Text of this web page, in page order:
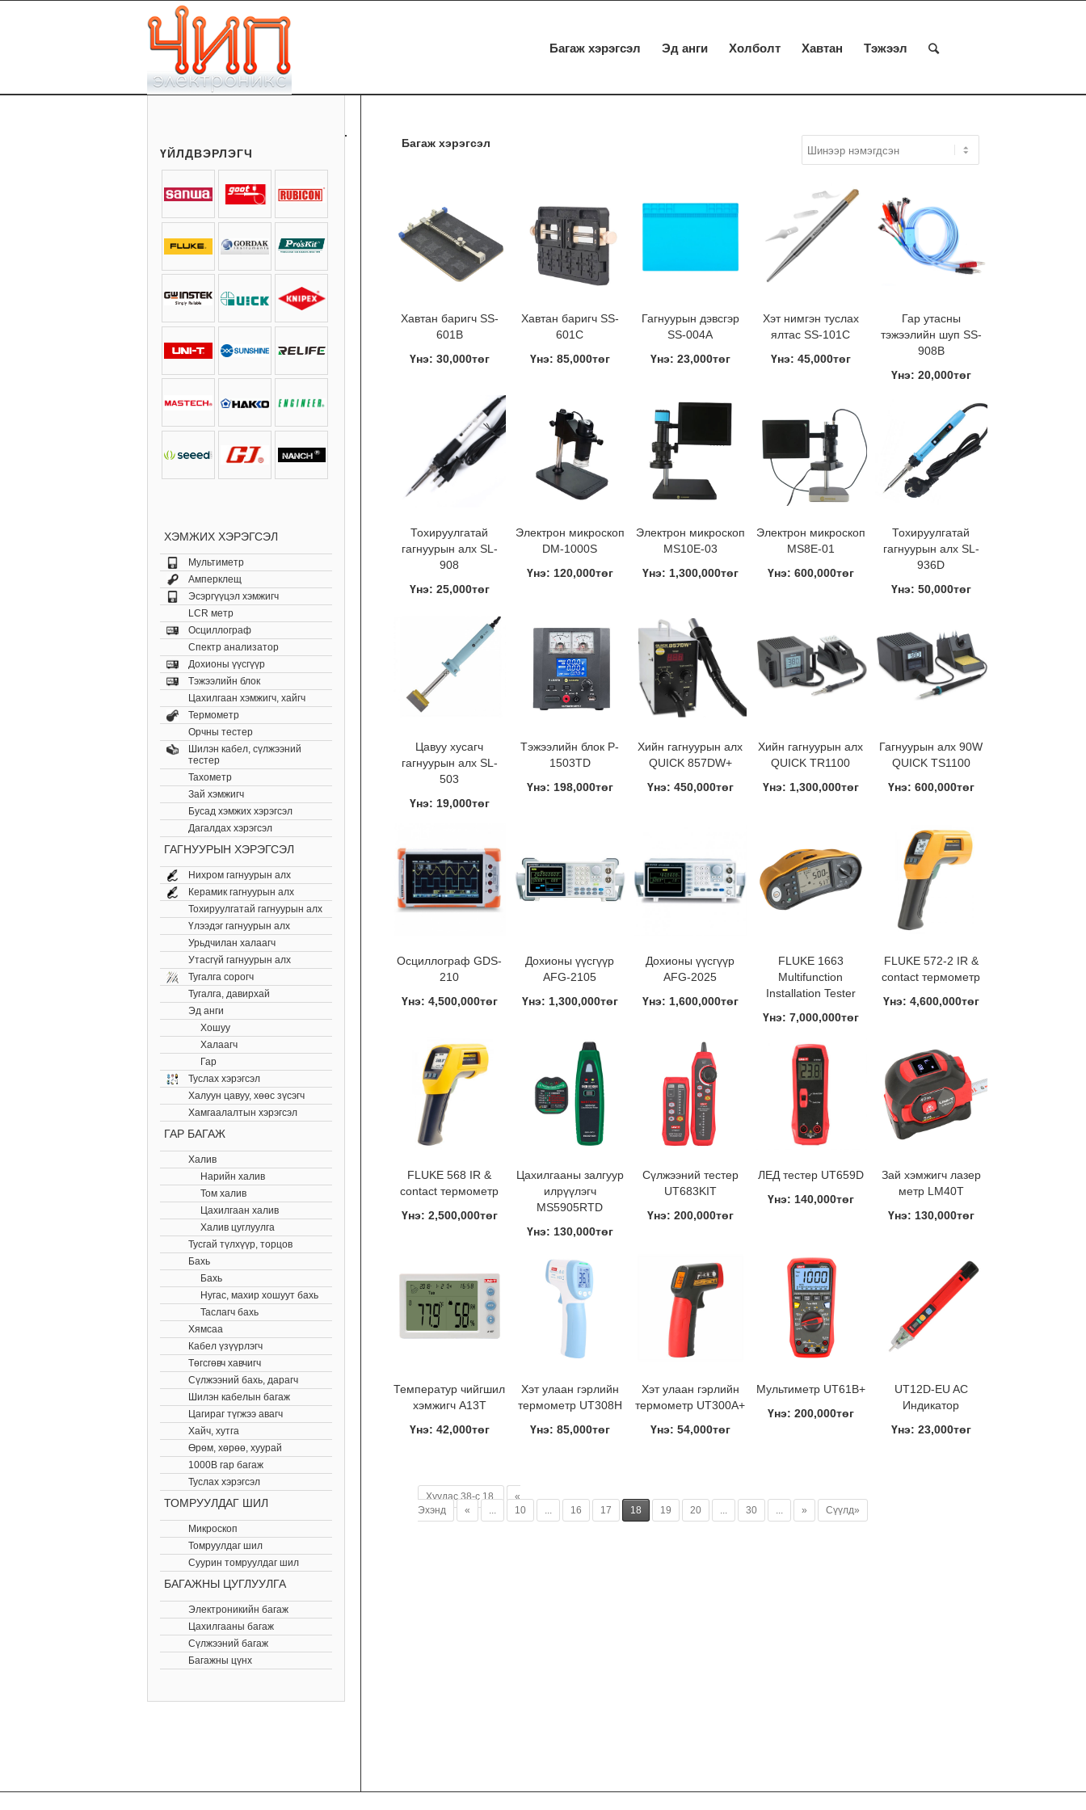
Багаж хэрэгсэл Эд анги Холболт Хавтан Тэжээл
Багаж хэрэгсэл
Хавтан баригч SS-
601B
Үнэ: 30,000төг
Хавтан баригч SS-
601C
Үнэ: 85,000төг
Гагнуурын дэвсгэр
SS-004A
Үнэ: 23,000төг
Хэт нимгэн туслах
ялтас SS-101C
Үнэ: 45,000төг
Гар утасны
тэжээлийн шуп SS-
908B
Үнэ: 20,000төг
Тохируулгатай
гагнуурын алх SL-
908
Үнэ: 25,000төг
Электрон микроскоп
DM-1000S
Үнэ: 120,000төг
Электрон микроскоп
MS10E-03
Үнэ: 1,300,000төг
Электрон микроскоп
MS8E-01
Үнэ: 600,000төг
Тохируулгатай
гагнуурын алх SL-
936D
Үнэ: 50,000төг
Цавуу хусагч
гагнуурын алх SL-
503
Үнэ: 19,000төг
Тэжээлийн блок P-
1503TD
Үнэ: 198,000төг
Хийн гагнуурын алх
QUICK 857DW+
Үнэ: 450,000төг
Хийн гагнуурын алх
QUICK TR1100
Үнэ: 1,300,000төг
Гагнуурын алх 90W
QUICK TS1100
Үнэ: 600,000төг
Осциллограф GDS-
210
Үнэ: 4,500,000төг
Дохионы үүсгүүр
AFG-2105
Үнэ: 1,300,000төг
Дохионы үүсгүүр
AFG-2025
Үнэ: 1,600,000төг
FLUKE 1663
Multifunction
Installation Tester
Үнэ: 7,000,000төг
FLUKE 572-2 IR &
contact термометр
Үнэ: 4,600,000төг
FLUKE 568 IR &
contact термометр
Үнэ: 2,500,000төг
Цахилгааны залгуур
илрүүлэгч
MS5905RTD
Үнэ: 130,000төг
Сүлжээний тестер
UT683KIT
Үнэ: 200,000төг
ЛЕД тестер UT659D
Үнэ: 140,000төг
Зай хэмжигч лазер
метр LM40T
Үнэ: 130,000төг
Температур чийгшил
хэмжигч A13T
Үнэ: 42,000төг
Хэт улаан гэрлийн
термометр UT308H
Үнэ: 85,000төг
Хэт улаан гэрлийн
термометр UT300A+
Үнэ: 54,000төг
Мультиметр UT61B+
Үнэ: 200,000төг
UT12D-EU AC
Индикатор
Үнэ: 23,000төг
Хуудас 38-с 18
«
Эхэнд
« ... 10 ... 16 17 18 19 20 ... 30 ... » Сүүлд»
ҮЙЛДВЭРЛЭГЧ
ХЭМЖИХ ХЭРЭГСЭЛ
Мультиметр
Амперклещ
Эсэргүүцэл хэмжигч
LCR метр
Осциллограф
Спектр анализатор
Дохионы үүсгүүр
Тэжээлийн блок
Цахилгаан хэмжигч, хайгч
Термометр
Орчны тестер
Шилэн кабел, cүлжээний
тестер
Тахометр
Зай хэмжигч
Бусад хэмжих хэрэгсэл
Дагалдах хэрэгсэл
ГАГНУУРЫН ХЭРЭГСЭЛ
Нихром гагнуурын алх
Керамик гагнуурын алх
Тохируулгатай гагнуурын алх
Үлээдэг гагнуурын алх
Урьдчилан халаагч
Утасгүй гагнуурын алх
Тугалга сорогч
Тугалга, давирхай
Эд анги
Хошуу
Халаагч
Гар
Туслах хэрэгсэл
Халуун цавуу, хөөс зүсэгч
Хамгаалалтын хэрэгсэл
ГАР БАГАЖ
Халив
Нарийн халив
Том халив
Цахилгаан халив
Халив цуглуулга
Тусгай түлхүүр, торцов
Бахь
Бахь
Нугас, махир хошуут бахь
Таслагч бахь
Хямсаа
Кабел үзүүрлэгч
Төгсгөвч хавчигч
Сүлжээний бахь, дарагч
Шилэн кабелын багаж
Цагираг түгжээ авагч
Хайч, хутга
Өрөм, хөрөө, хуурай
1000В гар багаж
Туслах хэрэгсэл
ТОМРУУЛДАГ ШИЛ
Микроскоп
Томруулдаг шил
Суурин томруулдаг шил
БАГАЖНЫ ЦУГЛУУЛГА
Электроникийн багаж
Цахилгааны багаж
Сүлжээний багаж
Багажны цүнх